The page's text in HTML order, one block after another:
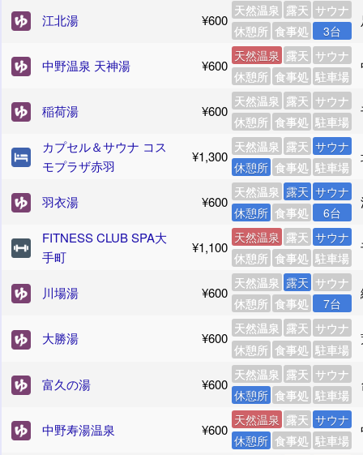
江北湯 ¥600
天然温泉 露天 サウナ
休憩所 食事処 3台
中野温泉 天神湯 ¥600
天然温泉 露天 サウナ
休憩所 食事処 駐車場
稲荷湯 ¥600
天然温泉 露天 サウナ
休憩所 食事処 駐車場
カプセル＆サウナ コス
モプラザ赤羽
¥1,300
天然温泉 露天 サウナ
休憩所 食事処 駐車場
羽衣湯 ¥600
天然温泉 露天 サウナ
休憩所 食事処 6台
FITNESS CLUB SPA大
手町
¥1,100
天然温泉 露天 サウナ
休憩所 食事処 駐車場
川場湯 ¥600
天然温泉 露天 サウナ
休憩所 食事処 7台
大勝湯 ¥600
天然温泉 露天 サウナ
休憩所 食事処 駐車場
富久の湯 ¥600
天然温泉 露天 サウナ
休憩所 食事処 駐車場
中野寿湯温泉 ¥600
天然温泉 露天 サウナ
休憩所 食事処 駐車場